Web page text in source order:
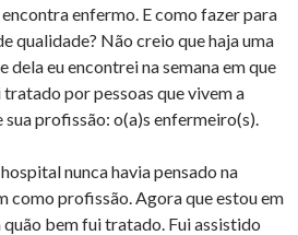
enfermo. E como fazer para
qualidade? Não creio que haja uma
dela eu encontrei na semana em que
por pessoas que vivem a
profissão: o(a)s enfermeiro(s).
nunca havia pensado na
como profissão. Agora que estou em
quão bem fui tratado. Fui assistido